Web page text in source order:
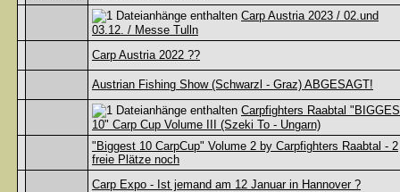
Carp Austria 2023 / 02.und
03.12. / Messe Tulln
Carp Austria 2022 ??
Austrian Fishing Show (Schwarzl - Graz) ABGESAGT!
Carpfighters Raabtal
10" Carp Cup Volume III (Szeki To - Ungarn)
"Biggest 10 CarpCup" Volume 2 by Carpfighters Raabtal - 2
freie Plätze noch
Carp Expo - Ist jemand am 12 Januar in Hannover ?